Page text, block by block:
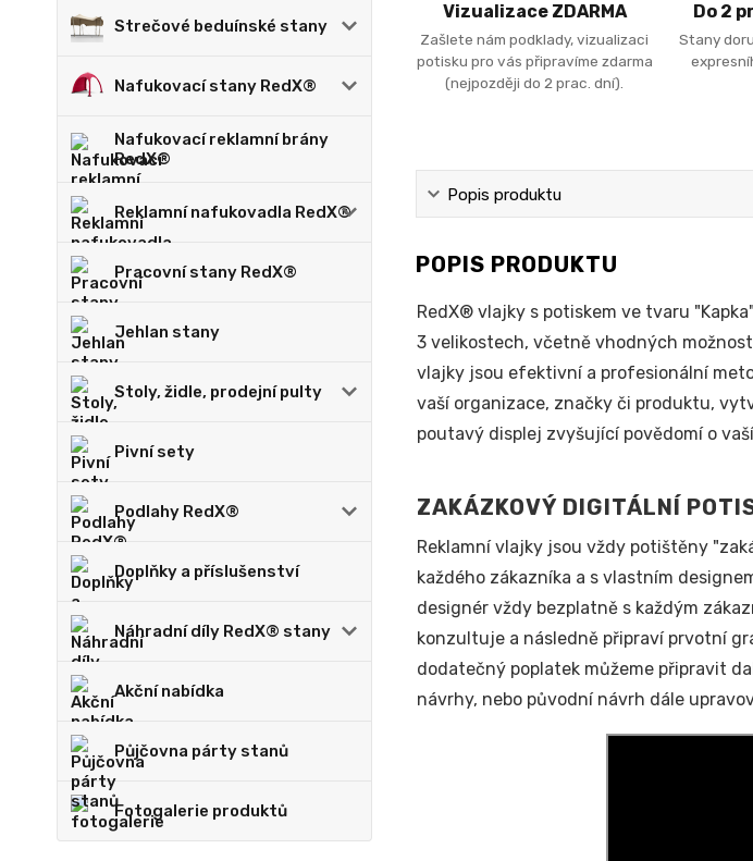
Strečové beduínské stany
Nafukovací stany RedX®
Nafukovací reklamní brány
RedX®
Reklamní nafukovadla RedX®
Pracovní stany RedX®
Jehlan stany
Stoly, židle, prodejní pulty
Pivní sety
Podlahy RedX®
Doplňky a příslušenství
Náhradní díly RedX® stany
Akční nabídka
Půjčovna párty stanů
Fotogalerie produktů
Vizualizace ZDARMA
Zašlete nám podklady, vizualizaci
potisku pro vás připravíme zdarma
(nejpozději do 2 prac. dní).
Do 2
Stany
Popis produktu
POPIS PRODUKTU
RedX® vlajky s potiskem ve tvaru
3 velikostech, včetně vhodných
vlajky jsou efektivní a profesionální
vaší organizace, značky či produktu,
poutavý displej zvyšující povědomí o
ZAKÁZKOVÝ DIGITÁLNÍ
Reklamní vlajky jsou vždy potištěny
každého zákazníka a s vlastním
designér vždy bezplatně s každým
konzultuje a následně připraví prvotní
dodatečný poplatek můžeme připravit
návrhy, nebo původní návrh dále